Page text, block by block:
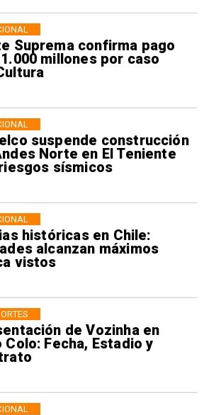
Suprema confirma pago
millones por caso
suspende construcción
Norte en El Teniente
sísmicos
históricas en Chile:
alcanzan máximos
vistos
de Vozinha en
Colo: Fecha, Estadio y